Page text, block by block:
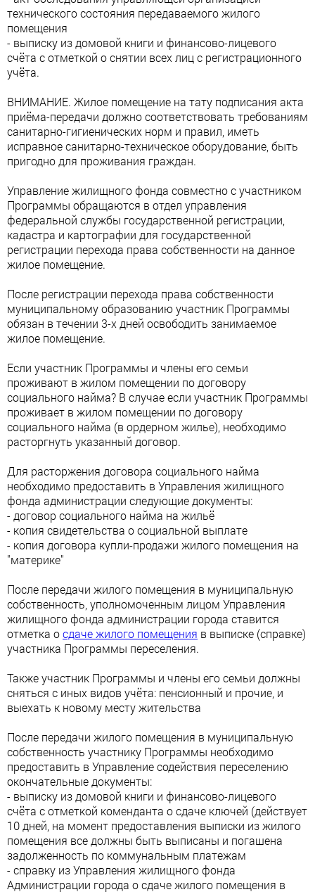
технического состояния передаваемого жилого
помещения
- выписку из домовой книги и финансово-лицевого
счёта с отметкой о снятии всех лиц с регистрационного
учёта.
ВНИМАНИЕ. Жилое помещение на тату подписания акта
приёма-передачи должно соответствовать требованиям
санитарно-гигиенических норм и правил, иметь
исправное санитарно-техническое оборудование, быть
пригодно для проживания граждан.
Управление жилищного фонда совместно с участником
Программы обращаются в отдел управления
федеральной службы государственной регистрации,
кадастра и картографии для государственной
регистрации перехода права собственности на данное
жилое помещение.
После регистрации перехода права собственности
муниципальному образованию участник Программы
обязан в течении 3-х дней освободить занимаемое
жилое помещение.
Если участник Программы и члены его семьи
проживают в жилом помещении по договору
социального найма? В случае если участник Программы
проживает в жилом помещении по договору
социального найма (в ордерном жилье), необходимо
расторгнуть указанный договор.
Для расторжения договора социального найма
необходимо предоставить в Управления жилищного
фонда администрации следующие документы:
- договор социального найма на жильё
- копия свидетельства о социальной выплате
- копия договора купли-продажи жилого помещения на
"материке"
После передачи жилого помещения в муниципальную
собственность, уполномоченным лицом Управления
жилищного фонда администрации города ставится
отметка осдаче жилого помещения в выписке (справке)
участника Программы переселения.
Также участник Программы и члены его семьи должны
сняться с иных видов учёта: пенсионный и прочие, и
выехать к новому месту жительства
После передачи жилого помещения в муниципальную
собственность участнику Программы необходимо
предоставить в Управление содействия переселению
окончательные документы:
- выписку из домовой книги и финансово-лицевого
счёта с отметкой коменданта о сдаче ключей (действует
10 дней, на момент предоставления выписки из жилого
помещения все должны быть выписаны и погашена
задолженность по коммунальным платежам
- справку из Управления жилищного фонда
Администрации города о сдаче жилого помещения в